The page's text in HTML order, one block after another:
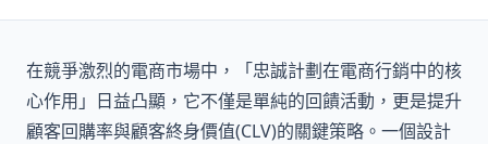
在競爭激烈的電商市場中，「忠誠計劃在電商行銷中的核
心作用」日益凸顯，它不僅是單純的回饋活動，更是提升
顧客回購率與顧客終身價值(CLV)的關鍵策略。一個設計